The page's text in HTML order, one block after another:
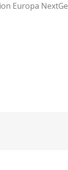
Europa